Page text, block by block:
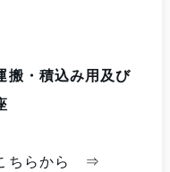
搬・積込み用及び
こちらから ⇒